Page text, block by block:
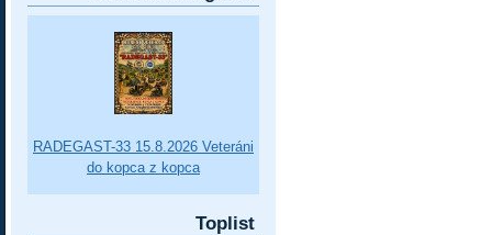
RADEGAST-33 15.8.2026 Veteráni
do kopca z kopca
Toplist